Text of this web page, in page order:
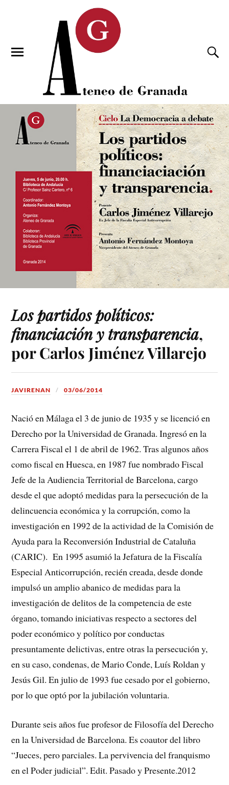
Los partidos políticos:
financiación y transparencia,
por Carlos Jiménez Villarejo
JAVIRENAN 03/06/2014
Nació en Málaga el 3 de junio de 1935 y se licenció en
Derecho por la Universidad de Granada. Ingresó en la
Carrera Fiscal el 1 de abril de 1962. Tras algunos años
como fiscal en Huesca, en 1987 fue nombrado Fiscal
Jefe de la Audiencia Territorial de Barcelona, cargo
desde el que adoptó medidas para la persecución de la
delincuencia económica y la corrupción, como la
investigación en 1992 de la actividad de la Comisión de
Ayuda para la Reconversión Industrial de Cataluña
(CARIC).En 1995 asumió la Jefatura de la Fiscalía
Especial Anticorrupción, recién creada, desde donde
impulsó un amplio abanico de medidas para la
investigación de delitos de la competencia de este
órgano, tomando iniciativas respecto a sectores del
poder económico y político por conductas
presuntamente delictivas, entre otras la persecución y,
en su caso, condenas, de Mario Conde, Luís Roldan y
Jesús Gil. En julio de 1993 fue cesado por el gobierno,
por lo que optó por la jubilación voluntaria.
Durante seis años fue profesor de Filosofía del Derecho
en la Universidad de Barcelona. Es coautor del libro
“Jueces, pero parciales. La pervivencia del franquismo
en el Poder judicial”. Edit. Pasado y Presente.2012